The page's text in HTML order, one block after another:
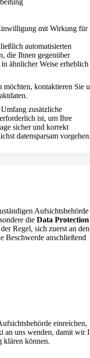
mit Wirkung für
automatisierten
die Ihnen gegenüber
ähnlicher Weise erheblich
möchten, kontaktieren Sie
zusätzliche
ist, um Ihre
sicher und korrekt
datensparsam
die Data Protection
Regel, sich zuerst an den
Beschwerde anschließend
einreichen,
an uns wenden, damit wir
klären können.